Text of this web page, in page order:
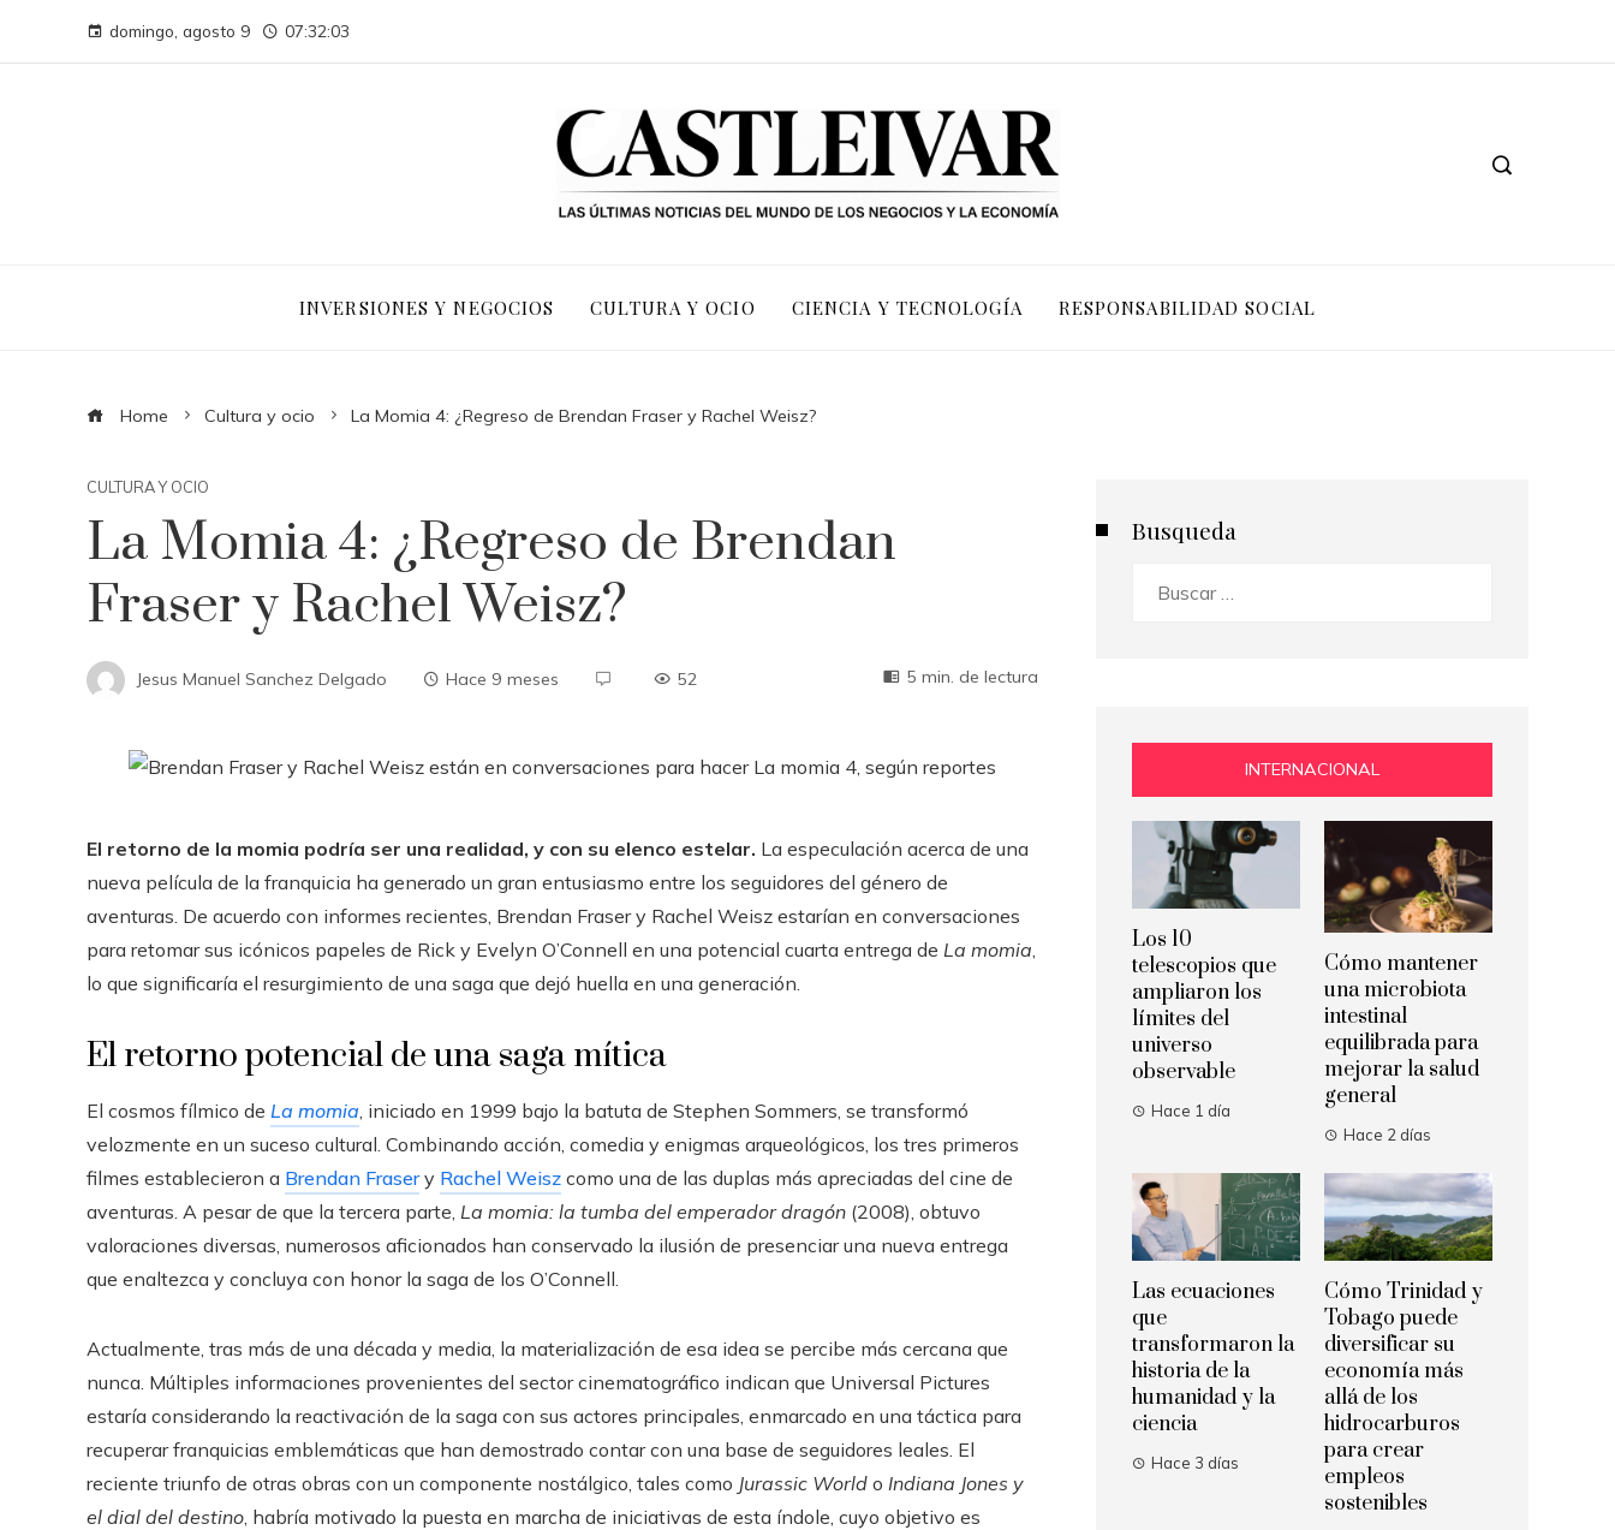
domingo, agosto 9 07:32:04
INVERSIONES Y NEGOCIOS CULTURA Y OCIO CIENCIA Y TECNOLOGÍA RESPONSABILIDAD SOCIAL
Home Cultura y ocio La Momia 4: ¿Regreso de Brendan Fraser y Rachel Weisz?
CULTURA Y OCIO
La Momia 4: ¿Regreso de Brendan
Fraser y Rachel Weisz?
Jesus Manuel Sanchez Delgado Hace 9 meses 52 5 min. de lectura
El retorno de la momia podría ser una realidad, y con su elenco estelar. La especulación acerca de una
nueva película de la franquicia ha generado un gran entusiasmo entre los seguidores del género de
aventuras. De acuerdo con informes recientes, Brendan Fraser y Rachel Weisz estarían en conversaciones
para retomar sus icónicos papeles de Rick y Evelyn O’Connell en una potencial cuarta entrega de La momia,
lo que significaría el resurgimiento de una saga que dejó huella en una generación.
El retorno potencial de una saga mítica
El cosmos fílmico de La momia, iniciado en 1999 bajo la batuta de Stephen Sommers, se transformó
velozmente en un suceso cultural. Combinando acción, comedia y enigmas arqueológicos, los tres primeros
filmes establecieron a Brendan Frasery Rachel Weisz como una de las duplas más apreciadas del cine de
aventuras. A pesar de que la tercera parte, La momia: la tumba del emperador dragón (2008), obtuvo
valoraciones diversas, numerosos aficionados han conservado la ilusión de presenciar una nueva entrega
que enaltezca y concluya con honor la saga de los O’Connell.
Actualmente, tras más de una década y media, la materialización de esa idea se percibe más cercana que
nunca. Múltiples informaciones provenientes del sector cinematográfico indican que Universal Pictures
estaría considerando la reactivación de la saga con sus actores principales, enmarcado en una táctica para
recuperar franquicias emblemáticas que han demostrado contar con una base de seguidores leales. El
reciente triunfo de otras obras con un componente nostálgico, tales como Jurassic World o Indiana Jones y
el dial del destino, habría motivado la puesta en marcha de iniciativas de esta índole, cuyo objetivo es
Busqueda
INTERNACIONAL
Los 10
telescopios que
ampliaron los
límites del
universo
observable
Hace 1 día
Cómo mantener
una microbiota
intestinal
equilibrada para
mejorar la salud
general
Hace 2 días
Las ecuaciones
que
transformaron la
historia de la
humanidad y la
ciencia
Hace 3 días
Cómo Trinidad y
Tobago puede
diversificar su
economía más
allá de los
hidrocarburos
para crear
empleos
sostenibles